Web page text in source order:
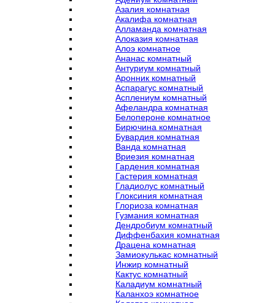
Азалия комнатная
Акалифа комнатная
Алламанда комнатная
Алоказия комнатная
Алоэ комнатное
Ананас комнатный
Антуриум комнатный
Аронник комнатный
Аспарагус комнатный
Асплениум комнатный
Афеландра комнатная
Белопероне комнатное
Бирючина комнатная
Бувардия комнатная
Ванда комнатная
Вриезия комнатная
Гардения комнатная
Гастерия комнатная
Гладиолус комнатный
Глоксиния комнатная
Глориоза комнатная
Гузмания комнатная
Дендробиум комнатный
Диффенбахия комнатная
Драцена комнатная
Замиокулькас комнатный
Инжир комнатный
Кактус комнатный
Каладиум комнатный
Каланхоэ комнатное